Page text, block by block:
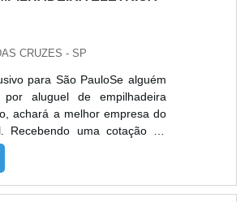
CRUZES - SP
para São PauloSe alguém
por aluguel de empilhadeira
achará a melhor empresa do
Recebendo uma cotação na
do mercado e
qualidade e preço
preço, com a melhor mão de